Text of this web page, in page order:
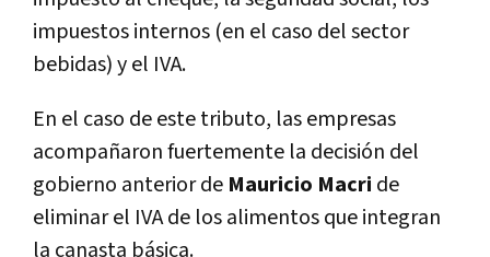
impuestos internos (en el caso del sector
bebidas) y el IVA.
En el caso de este tributo, las empresas
acompañaron fuertemente la decisión del
gobierno anterior de Mauricio Macri de
eliminar el IVA de los alimentos que integran
la canasta básica.